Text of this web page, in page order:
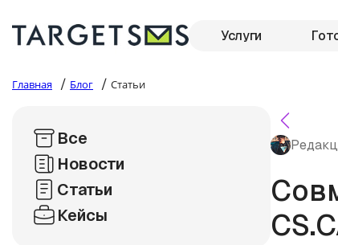
Услуги
Главная / Блог / Статьи
Все
Новости
Статьи
Кейсы